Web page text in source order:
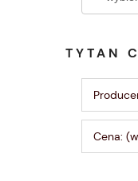
TYTAN
Cena: